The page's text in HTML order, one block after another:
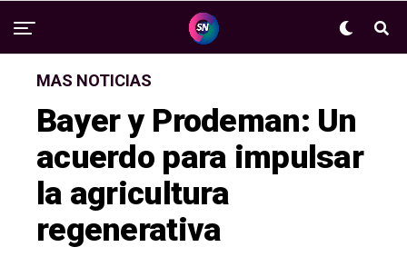
MAS NOTICIAS
Bayer y Prodeman: Un
acuerdo para impulsar
la agricultura
regenerativa